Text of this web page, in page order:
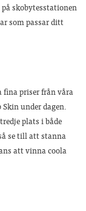
skobytesstationen
som passar ditt
fina priser från våra
under dagen.
plats i både
se till att stanna
att vinna coola